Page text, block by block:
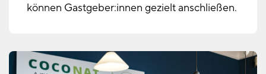
können Gastgeber:innen gezielt anschließen.